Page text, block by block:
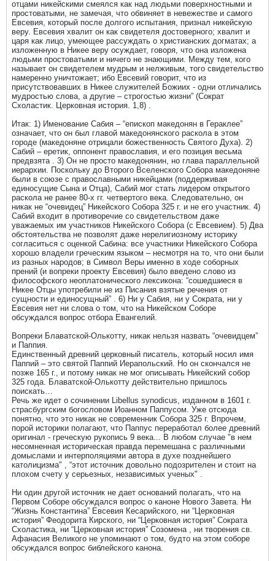
отцами никейскими смеялся как над людьми поверхностными и
простоватыми, не замечая, что обвиняет в невежестве и самого
Евсевия, который после долгого испытания, признал никейскую
веру. Евсевия хвалит он как свидетеля достоверного; хвалит и
царя как лицо, умеющее рассуждать о христианских догматах; а
изложенную в Никее веру осуждает, говоря, что она изложена
людьми простоватыми и ничего не знающими. Между тем, кого
называет он свидетелем мудрым и нелживым, того свидетельство
намеренно уничтожает; ибо Евсевий говорит, что из
присутствовавших в Никее служителей Божиих - одни отличались
мудростью слова, а другие – строгостью жизни” (Сократ
Схоластик. Церковная история. 1,8) .
Итак: 1) Именование Сабия – “епископ македонян в Гераклее”
означает, что он был главой македонянского раскола в этом
городе (македоняне отрицали божественность Святого Духа). 2)
Сабий – еретик, оппонент православия, и его позиция весьма
предвзята . 3) Он не просто македонянин, но глава параллельной
иерархии. Поскольку до Второго Вселенского Собора македоняне
были в союзе с православными никейцами (поддерживая
единосущие Сына и Отца), Сабий мог стать лидером открытого
раскола не ранее 80-х гг. четвертого века. Следовательно, он
никак не “очевидец” Никейского Собора 325 г. и не его участник. 4)
Сабий входит в противоречие со свидетельством даже
уважаемых им участников Никейского Собора (с Евсевием). 5) Два
обстоятельства не позволят даже нерелигиозному историку
согласиться с оценкой Сабина: все участники Никейского Собора
хорошо владели греческим языком – несмотря на то, что они были
из разных народов; в Символ Веры именно в ходе соборных
прений (и вопреки проекту Евсевия) было введено слово из
философского неоплатонического лексикона: “сошедшиеся в
Никее Отцы употребили не из Писания взятые речения от
сущности и единосущный” . 6) Ни у Сабия, ни у Сократа, ни у
Евсевия нет ни слова о том, что на Никейском Соборе
обсуждался вопрос отбора Евангелий.
Вопреки Блаватской-Олькотту, никак нельзя назвать “очевидцем”
и Паппия.
Единственный древний церковный писатель, который носил имя
Паппий – это святой Паппий Иерапольский. Но он скончался не
позже 165 г., и потому никак не мог описывать Никейский собор
325 года. Блаватской-Олькотту действительно пришлось
поискать…
Речь же идет о сочинении Libellus synodicus, изданном в 1601 г.
страсбургским богословом Иоанном Паппусом. Уже отсюда
понятно, что это никак не современник Собора 325 г. Впрочем,
порой историки полагают, что Паппус переработал более древний
оригинал - греческую рукопись 9 века... В любом случае "в нем
несомненная историческая правда перемешана с различными
домыслами и интерполяциями автора в духе позднейшего
католицизма" , “этот источник довольно подозрителен и стоит на
плохом счету у серьезных, независимых ученых" .
Ни один другой источник не дает оснований полагать, что на
Первом Соборе обсуждался вопрос о каноне Нового Завета. Ни
“Жизнь Константина” Евсевия Кесарийского, ни “Церковная
история” Феодорита Кирского, ни “Церковная история” Сократа
Схоластика, ни “Церковная история” Созомена , ни творения св.
Афанасия Великого не упоминают о том, будто на этом соборе
обсуждался вопрос библейского канона.